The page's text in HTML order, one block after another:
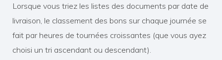
Lorsque vous triez les listes des documents par date de
livraison, le classement des bons sur chaque journée se
fait par heures de tournées croissantes (que vous ayez
choisi un tri ascendant ou descendant).